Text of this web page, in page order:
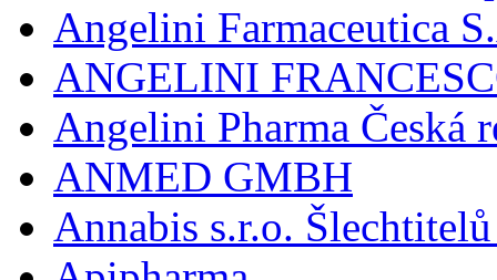
Angelini Farmaceutica
ANGELINI
Angelini Pharma Česká
ANMED GMBH
Annabis s.r.o.